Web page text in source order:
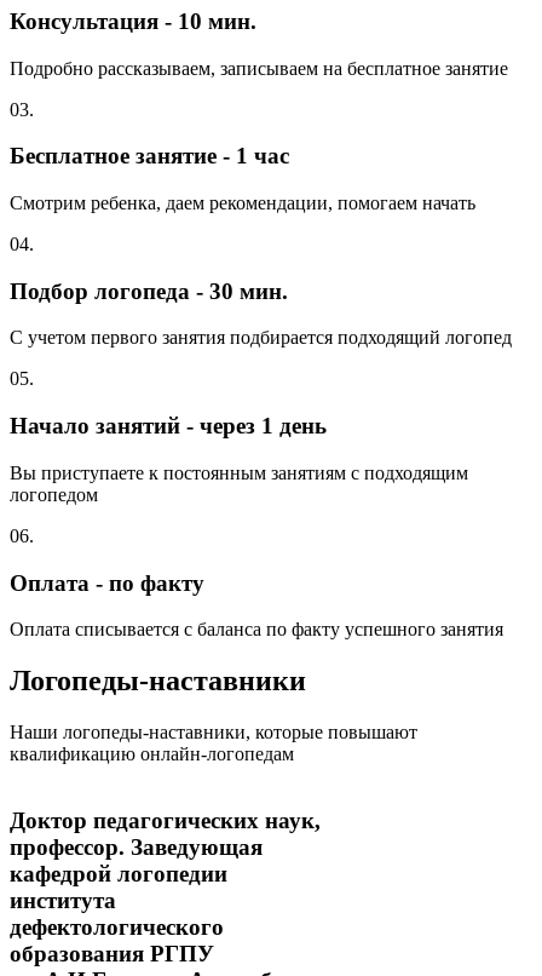
Консультация - 10 мин.
Подробно рассказываем, записываем на бесплатное занятие
03.
Бесплатное занятие - 1 час
Смотрим ребенка, даем рекомендации, помогаем начать
04.
Подбор логопеда - 30 мин.
С учетом первого занятия подбирается подходящий логопед
05.
Начало занятий - через 1 день
Вы приступаете к постоянным занятиям с подходящим
логопедом
06.
Оплата - по факту
Оплата списывается с баланса по факту успешного занятия
Логопеды-наставники
Наши логопеды-наставники, которые повышают
квалификацию онлайн-логопедам
Доктор педагогических наук,
профессор. Заведующая
кафедрой логопедии
института
дефектологического
образования РГПУ